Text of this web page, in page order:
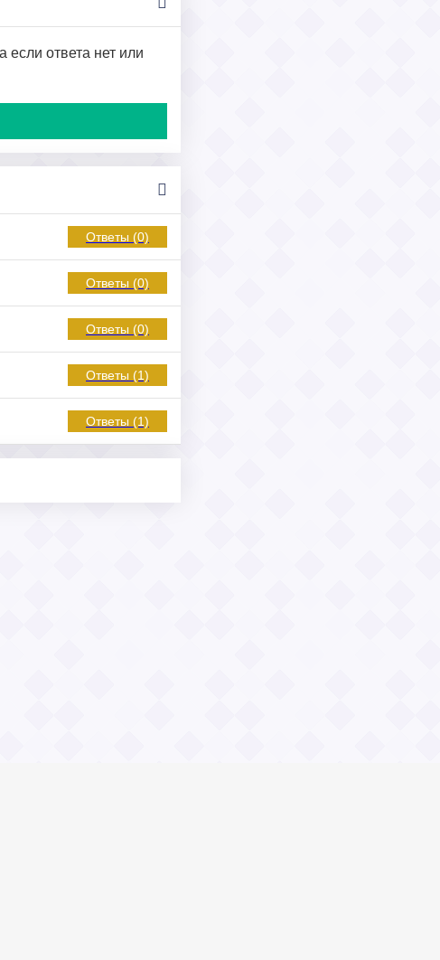
ответа нет или
Ответы (0)
Ответы (0)
Ответы (0)
Ответы (1)
Ответы (1)